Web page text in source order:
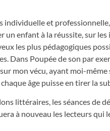
individuelle et
un enfant à la réussite, sur
les plus pédagogiques
Dans Poupée de son par
mon vécu, ayant moi-
âge puisse en tirer la
littéraires, les séances de
à nouveau les lecteurs